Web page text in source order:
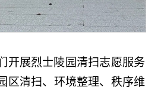
开展烈士陵园清扫志愿服务
区清扫、环境整理、秩序维